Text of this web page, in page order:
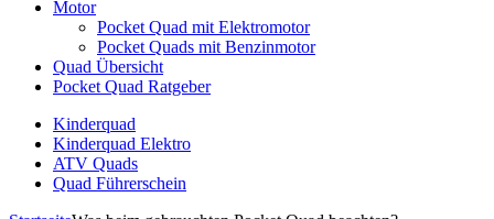
Motor
Pocket Quad mit Elektromotor
Pocket Quads mit Benzinmotor
Quad Übersicht
Pocket Quad Ratgeber
Kinderquad
Kinderquad Elektro
ATV Quads
Quad Führerschein